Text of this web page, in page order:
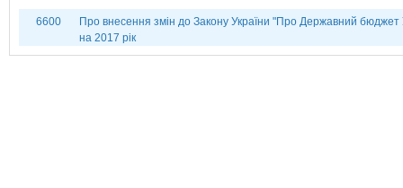
6600
Про внесення змін до Закону України "Про Державний бюджет
на 2017 рік